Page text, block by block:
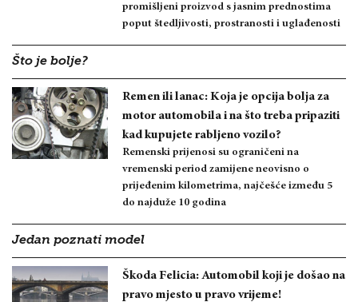
promišljeni proizvod s jasnim prednostima
poput štedljivosti, prostranosti i uglađenosti
Što je bolje?
Remen ili lanac: Koja je opcija bolja za
motor automobila i na što treba pripaziti
kad kupujete rabljeno vozilo?
Remenski prijenosi su ograničeni na
vremenski period zamijene neovisno o
prijeđenim kilometrima, najčešće između 5
do najduže 10 godina
Jedan poznati model
Škoda Felicia: Automobil koji je došao na
pravo mjesto u pravo vrijeme!